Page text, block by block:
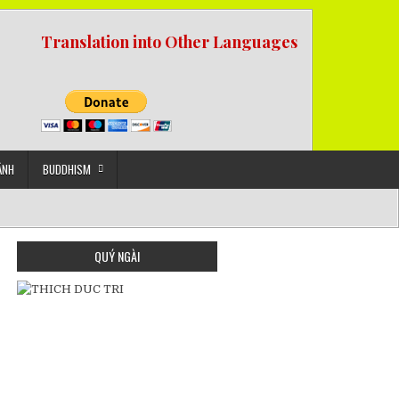
Translation into Other Languages
BUDDHISM
QUÝ NGÀI